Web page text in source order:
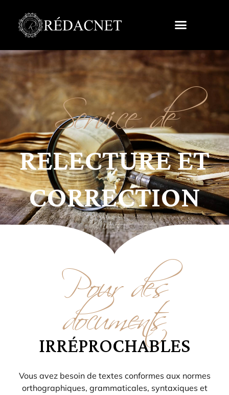
Service de
RELECTURE ET
CORRECTION
Pour des
documents
IRRÉPROCHABLES
Vous avez besoin de textes conformes aux normes
orthographiques, grammaticales, syntaxiques et